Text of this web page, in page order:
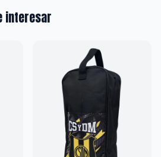
interesar